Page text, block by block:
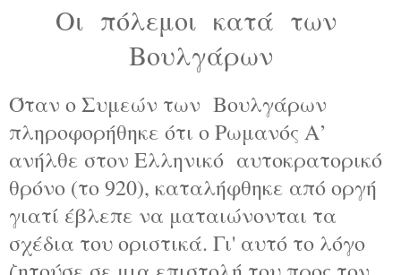
Οι πόλεμοι κατά των
Βουλγάρων
Όταν ο Συμεών των Βουλγάρων
πληροφορήθηκε ότι ο Ρωμανός Α’
ανήλθε στον Ελληνικό αυτοκρατορικό
θρόνο (το 920), καταλήφθηκε από οργή
γιατί έβλεπε να ματαιώνονται τα
σχέδια του οριστικά. Γι' αυτό το λόγο